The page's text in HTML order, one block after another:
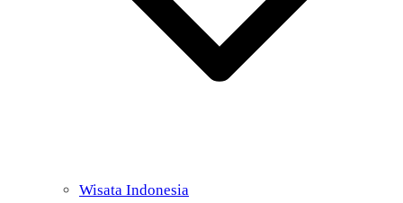
Wisata Indonesia